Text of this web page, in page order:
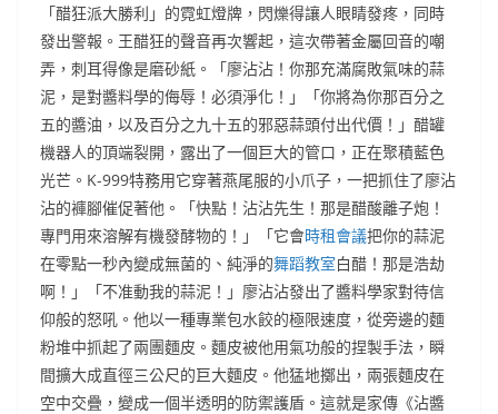
「醋狂派大勝利」的霓虹燈牌，閃爍得讓人眼睛發疼，同時
發出警報。王醋狂的聲音再次響起，這次帶著金屬回音的嘲
弄，刺耳得像是磨砂紙。「廖沾沾！你那充滿腐敗氣味的蒜
泥，是對醬料學的侮辱！必須淨化！」「你將為你那百分之
五的醬油，以及百分之九十五的邪惡蒜頭付出代價！」醋罐
機器人的頂端裂開，露出了一個巨大的管口，正在聚積藍色
光芒。K-999特務用它穿著燕尾服的小爪子，一把抓住了廖沾
沾的褲腳催促著他。「快點！沾沾先生！那是醋酸離子炮！
專門用來溶解有機發酵物的！」「它會時租會議把你的蒜泥
在零點一秒內變成無菌的、純淨的舞蹈教室白醋！那是浩劫
啊！」「不准動我的蒜泥！」廖沾沾發出了醬料學家對待信
仰般的怒吼。他以一種專業包水餃的極限速度，從旁邊的麵
粉堆中抓起了兩團麵皮。麵皮被他用氣功般的捏製手法，瞬
間擴大成直徑三公尺的巨大麵皮。他猛地擲出，兩張麵皮在
空中交疊，變成一個半透明的防禦護盾。這就是家傳《沾醬